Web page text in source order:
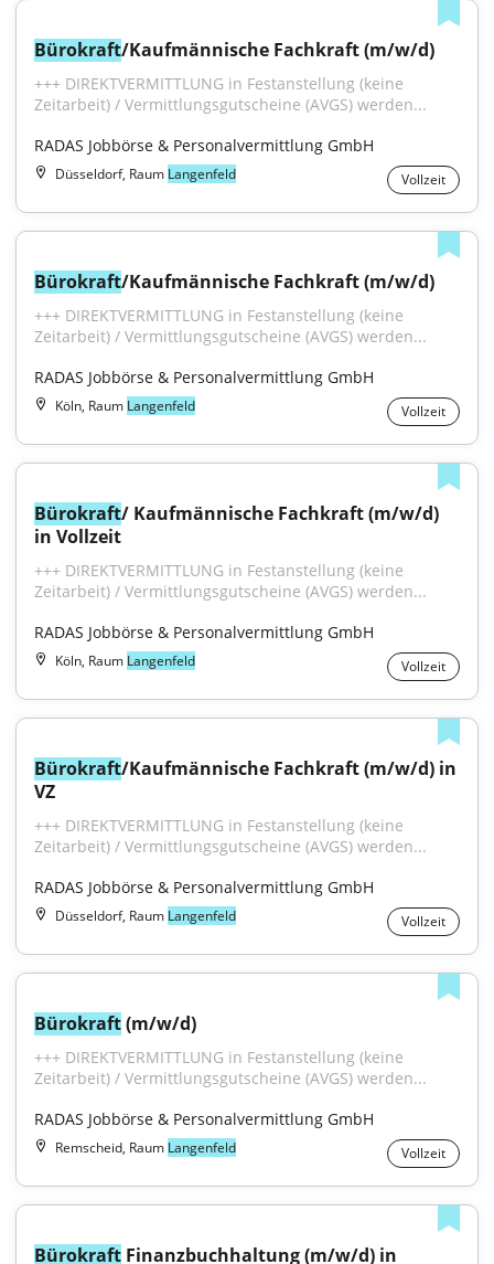
Bürokraft/Kaufmännische Fachkraft (m/w/d)
+++ DIREKTVERMITTLUNG in Festanstellung (keine
Zeitarbeit) / Vermittlungsgutscheine (AVGS) werden...
RADAS Jobbörse & Personalvermittlung GmbH
Düsseldorf, Raum Langenfeld Vollzeit
Bürokraft/Kaufmännische Fachkraft (m/w/d)
+++ DIREKTVERMITTLUNG in Festanstellung (keine
Zeitarbeit) / Vermittlungsgutscheine (AVGS) werden...
RADAS Jobbörse & Personalvermittlung GmbH
Köln, Raum Langenfeld Vollzeit
Bürokraft/ Kaufmännische Fachkraft (m/w/d)
in Vollzeit
+++ DIREKTVERMITTLUNG in Festanstellung (keine
Zeitarbeit) / Vermittlungsgutscheine (AVGS) werden...
RADAS Jobbörse & Personalvermittlung GmbH
Köln, Raum Langenfeld Vollzeit
Bürokraft/Kaufmännische Fachkraft (m/w/d) in
VZ
+++ DIREKTVERMITTLUNG in Festanstellung (keine
Zeitarbeit) / Vermittlungsgutscheine (AVGS) werden...
RADAS Jobbörse & Personalvermittlung GmbH
Düsseldorf, Raum Langenfeld Vollzeit
Bürokraft (m/w/d)
+++ DIREKTVERMITTLUNG in Festanstellung (keine
Zeitarbeit) / Vermittlungsgutscheine (AVGS) werden...
RADAS Jobbörse & Personalvermittlung GmbH
Remscheid, Raum Langenfeld Vollzeit
Bürokraft Finanzbuchhaltung (m/w/d) in